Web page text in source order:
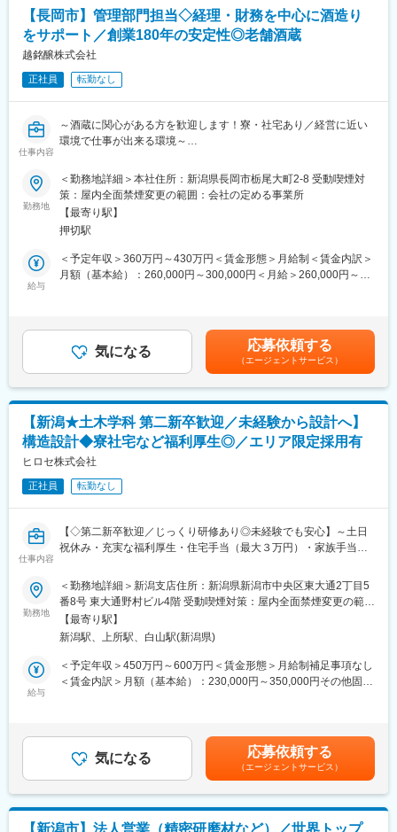
間毎の勤務交代となっており、プライベートの予定も立てやすい
職場です。
入社後は仕事の工程を一つずつ習得していただき、徐々にできる
導をいたしますのでご安心ください。
※ご家庭の事情などで夜間勤務が難しい場合などはご相談くださ
■組織構成：
年代が在籍しており、ほぼ全員が中途入社です。各ラインにはシ
フトリーダーがおり、業務指示やフォローを担当。困ったことは
すぐ相談できる、和気あいあいとした雰囲気で、「みんなの和を
乱さない」ことを大切にしています。女性スタッフも活躍中で
20代：3名
30代：6名
■当社について：
当社は1997年にリサイクル事業をはじめて以来、20年以上、地球
規模で生じているプラスチックのゴミ問題を解決し続けていま
す。一般的にはあまり知られていませんが、地球を守る上で欠か
せない仕事です。
当社では未経験からご入社いただいた方も多く活躍いただいてお
り、学歴・年齢・性別・在籍期間に関係なく、その時の頑張り次
第で公平に評価するしくみがあります。実際、未経験入社3年目で
シフトリーダー（年収380万程度）になった方もいます。
の両立がしやすい職場です。
【長岡市】管理部門担当◇経理・財務を中心に酒造り
をサポート／創業180年の安定性◎老舗酒蔵
越銘醸株式会社
正社員 転勤なし
仕事内容
～酒蔵に関心がある方を歓迎します！寮・社宅あり／経営に近い
環境で仕事が出来る環境～
■業務内容
酒蔵の管理部門にて、財務・経理・総務などバックオフィス業務
全般をご担当いただきます。
将来的には管理部門を統括し、社長の右腕として経営を支えるポ
ジションでの活躍を期待しています。
入社後は約1年程度の引き継ぎ期間を想定しており、まずは現場で
実務を経験しながら、酒蔵の事業や組織について理解を深めてい
ただきます。
■管理部門業務
・経理業務（仕訳、月次・年次決算対応）
・資金管理、財務管理
■経営サポート
・社長の業務サポート
・各部門との連携による業務改善
・海外展開のサポート
・ブランド戦略や事業運営への関与
ます。
■職場環境
従業員約15名の酒蔵です。
ドづくりを行っています。
東京から「酒造りに関わりたい」と転職してきた社員も活躍して
今回の管理部門は部長様1名で業務を回しており、後任として業務
を覚えていただける方を募集しています。
分からないことがあれば、気軽に聞くことが出来る環境となりま
す。
■企業情報
勤務地
＜勤務地詳細＞本社住所：新潟県長岡市栃尾大町2-8 受動喫煙対
策：屋内全面禁煙変更の範囲：会社の定める事業所
【最寄り駅】
押切駅
給与
＜予定年収＞360万円～430万円＜賃金形態＞月給制＜賃金内訳＞
月額（基本給）：260,000円～300,000円＜月給＞260,000円～
気になる 応募依頼する
（エージェントサービス）
【新潟★土木学科 第二新卒歓迎／未経験から設計へ】
構造設計◆寮社宅など福利厚生◎／エリア限定採用有
ヒロセ株式会社
正社員 転勤なし
仕事内容
【◇第二新卒歓迎／じっくり研修あり◎未経験でも安心】～土日
祝休み・充実な福利厚生・住宅手当（最大３万円）・家族手当有/
■担当業務
重仮設資材設計業務をご担当いただきます。
クライアントの要望から最適な設計提案を行い、安全面・施工効
率・コストなど様々な条件を考慮しつつ、他部署と連携してヒロ
セの技術を提供します。
1）お客様のニーズを基に設計図面・構造計算書対応
2）計算ソフトを利用した計算業務 ※自社ソフト有
■同社について
◎グループ売上1,364億円！同社が手掛ける橋梁は全国に8,700橋
ンフラ事業を中核に業界トップクラスの専門会社のヒロセグルー
勤務地
＜勤務地詳細＞新潟支店住所：新潟県新潟市中央区東大通2丁目5
番8号 東大通野村ビル4階 受動喫煙対策：屋内全面禁煙変更の範
囲：会社の定める事業所（リモートワーク含む）
【最寄り駅】
新潟駅、上所駅、白山駅(新潟県)
給与
＜予定年収＞450万円～600万円＜賃金形態＞月給制補足事項なし
＜賃金内訳＞月額（基本給）：230,000円～350,000円その他固定
る可能性があります。月給(月額)は固定手当を含めた表記です。
気になる 応募依頼する
（エージェントサービス）
【新潟市】法人営業（精密研磨材など）／世界トップ